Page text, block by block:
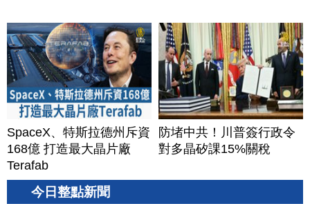
SpaceX、特斯拉德州斥資
168億 打造最大晶片廠
Terafab
防堵中共！川普簽行政令
對多晶矽課15%關稅
今日整點新聞